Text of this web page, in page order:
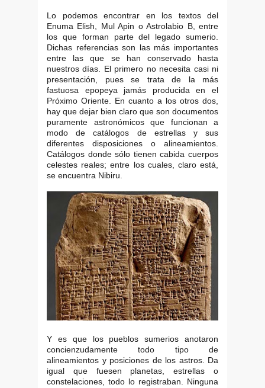
Lo podemos encontrar en los textos del
Enuma Elish, Mul Apin o Astrolabio B, entre
los que forman parte del legado sumerio.
Dichas referencias son las más importantes
entre las que se han conservado hasta
nuestros días. El primero no necesita casi ni
presentación, pues se trata de la más
fastuosa epopeya jamás producida en el
Próximo Oriente. En cuanto a los otros dos,
hay que dejar bien claro que son documentos
puramente astronómicos que funcionan a
modo de catálogos de estrellas y sus
diferentes disposiciones o alineamientos.
Catálogos donde sólo tienen cabida cuerpos
celestes reales; entre los cuales, claro está,
se encuentra Nibiru.
Y es que los pueblos sumerios anotaron
concienzudamente todo tipo de
alineamientos y posiciones de los astros. Da
igual que fuesen planetas, estrellas o
constelaciones, todo lo registraban. Ninguna